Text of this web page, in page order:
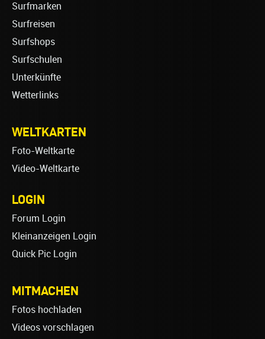
Surfmarken
Surfreisen
Surfshops
Surfschulen
Unterkünfte
Wetterlinks
WELTKARTEN
Foto-Weltkarte
Video-Weltkarte
LOGIN
Forum Login
Kleinanzeigen Login
Quick Pic Login
MITMACHEN
Fotos hochladen
Videos vorschlagen